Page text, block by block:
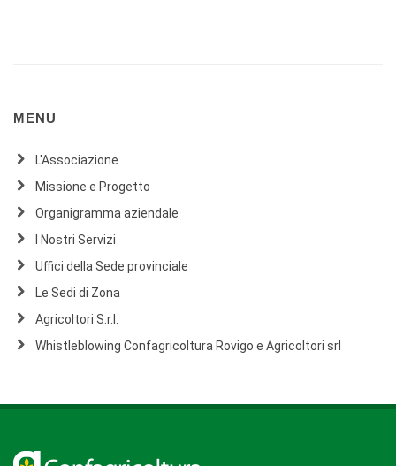
MENU
L'Associazione
Missione e Progetto
Organigramma aziendale
I Nostri Servizi
Uffici della Sede provinciale
Le Sedi di Zona
Agricoltori S.r.l.
Whistleblowing Confagricoltura Rovigo e Agricoltori srl